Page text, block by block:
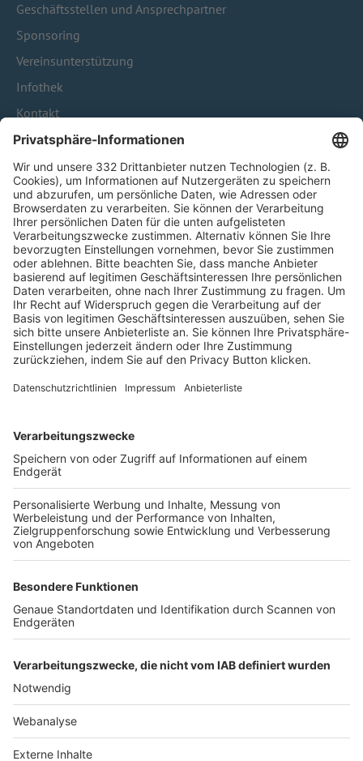
Geschäftsstellen und Ansprechpartner
Sponsoring
Vereinsunterstützung
Infothek
Kontakt
HÄUFIG BESUCHTE SEITEN
Pässe und Vereinswechsel
Trainerausbildung
Schulungsangebot Vereinsmitarbeiter
BFV-Geschäftsstellen
Trainerbörse
Login SpielPlus
FOLGE DEM BFV
TOP-VEREINE
TOP-PARTNER
Nutzungsbedingungen Datenschutz Impressum